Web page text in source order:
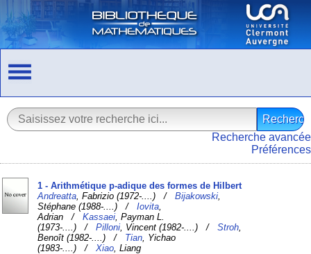
Recherche avancée
Préférences
1 - Arithmétique p-adique des formes de Hilbert
Andreatta , Fabrizio (1972-....) /Bijakowski
Stéphane (1988-....) /Iovita
Adrian /Kassaei , Payman L.
(1973-....) /Pilloni , Vincent (1982-....) /Stroh
Benoît (1982-....) / Tian , Yichao
(1983-....) /Xiao , Liang